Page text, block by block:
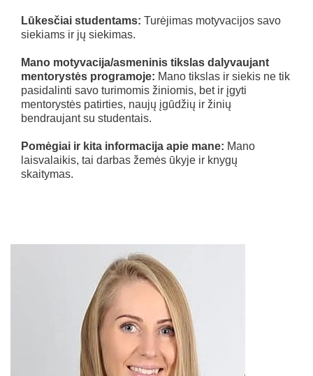
Lūkesčiai studentams: Turėjimas motyvacijos savo
siekiams ir jų siekimas.
Mano motyvacija/asmeninis tikslas dalyvaujant
mentorystės programoje: Mano tikslas ir siekis ne tik
pasidalinti savo turimomis žiniomis, bet ir įgyti
mentorystės patirties, naujų įgūdžių ir žinių
bendraujant su studentais.
Pomėgiai ir kita informacija apie mane: Mano
laisvalaikis, tai darbas žemės ūkyje ir knygų
skaitymas.